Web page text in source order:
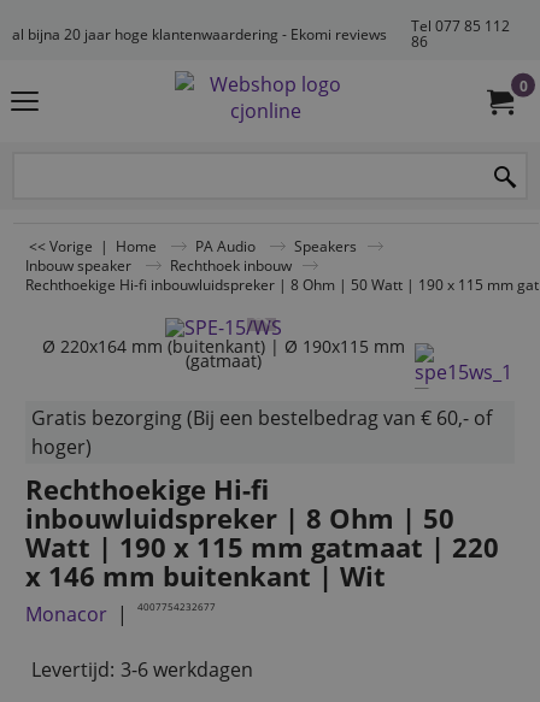
al bijna 20 jaar hoge klantenwaardering - Ekomi reviews
Tel 077 85 112
86
0
<< Vorige | Home PA Audio
Speakers
Inbouw speaker
Rechthoek inbouw
Rechthoekige Hi-fi inbouwluidspreker | 8 Ohm | 50 Watt | 190 x 115 mm
Ø 220x164 mm (buitenkant) | Ø 190x115 mm
(gatmaat)
Gratis bezorging (Bij een bestelbedrag van € 60,- of
hoger)
Rechthoekige Hi-fi
inbouwluidspreker | 8 Ohm | 50
Watt | 190 x 115 mm gatmaat | 220
x 146 mm buitenkant | Wit
Monacor 4007754232677
Levertijd: 3-6 werkdagen